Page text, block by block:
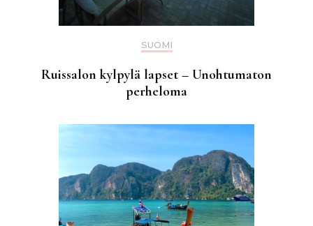
SUOMI
Ruissalon kylpylä lapset – Unohtumaton
perheloma